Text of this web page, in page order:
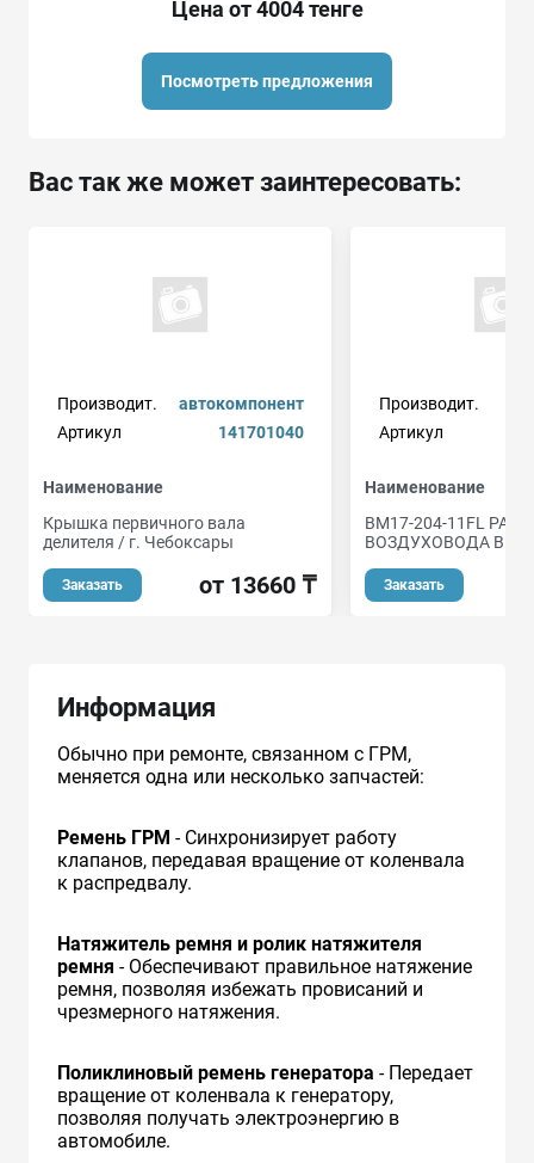
Цена от 4004 тенге
Посмотреть предложения
Вас так же может заинтересовать:
Производит.
автокомпонент
Артикул
141701040
Наименование
Крышка первичного вала
делителя / г. Чебоксары
Заказать от 13660 ₸
Производит.
Артикул
Наименование
BM17-204-11FL
ВОЗДУХОВОДА В
Заказать
Информация
Обычно при ремонте, связанном с ГРМ,
меняется одна или несколько запчастей:
Ремень ГРМ - Синхронизирует работу
клапанов, передавая вращение от коленвала
к распредвалу.
Натяжитель ремня и ролик натяжителя
ремня - Обеспечивают правильное натяжение
ремня, позволяя избежать провисаний и
чрезмерного натяжения.
Поликлиновый ремень генератора - Передает
вращение от коленвала к генератору,
позволяя получать электроэнергию в
автомобиле.